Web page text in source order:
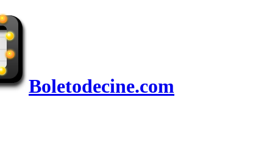
Boletodecine.com